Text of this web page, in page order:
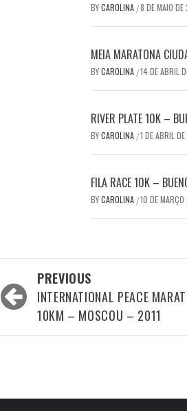
BYCAROLINA /8 DE MAIO DE
MEIA MARATONA
BYCAROLINA /14 DE ABRIL
RIVER PLATE 10K –
BYCAROLINA /1 DE ABRIL
FILA RACE 10K –
BYCAROLINA /10 DE
Post
navigation
PREVIOUS
INTERNATIONAL PEACE
10KM – MOSCOU – 2011